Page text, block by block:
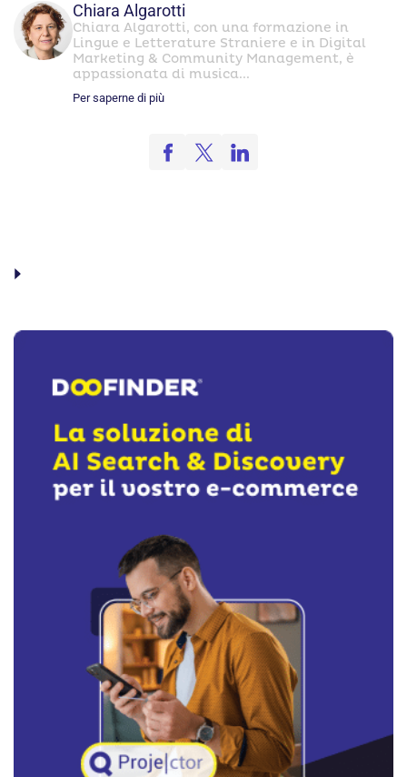
Chiara Algarotti
Chiara Algarotti, con una formazione in
Lingue e Letterature Straniere e in Digital
Marketing & Community Management, è
appassionata di musica...
Per saperne di più